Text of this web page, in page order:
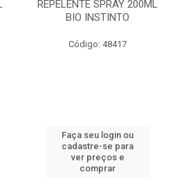
REPELENTE SPRAY 200ML
BIO INSTINTO
Código: 48417
Faça seu login ou
cadastre-se para
ver preços e
comprar